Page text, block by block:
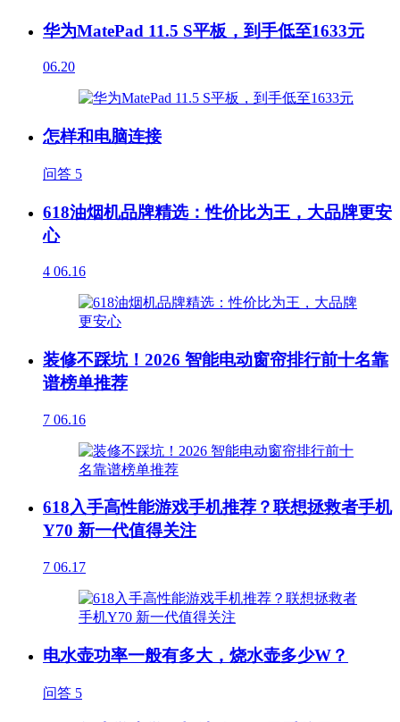
华为MatePad 11.5 S平板，到手低至1633元
06.20
怎样和电脑连接
问答 5
618油烟机品牌精选：性价比为王，大品牌更安
心
4 06.16
装修不踩坑！2026 智能电动窗帘排行前十名靠
谱榜单推荐
7 06.16
618入手高性能游戏手机推荐？联想拯救者手机
Y70 新一代值得关注
7 06.17
电水壶功率一般有多大，烧水壶多少W？
问答 5